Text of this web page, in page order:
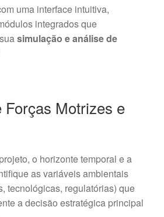
uma interface intuitiva,
integrados que
simulação e análise de
Forças Motrizes e
o horizonte temporal e a
as variáveis ambientais
tecnológicas, regulatórias) que
a decisão estratégica principal